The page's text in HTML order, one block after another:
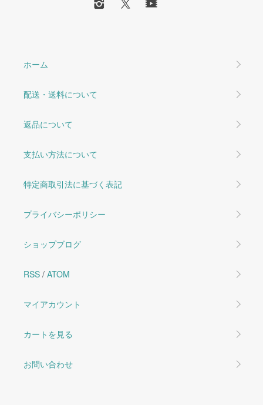
ホーム
配送・送料について
返品について
支払い方法について
特定商取引法に基づく表記
プライバシーポリシー
ショップブログ
RSS / ATOM
マイアカウント
カートを見る
お問い合わせ